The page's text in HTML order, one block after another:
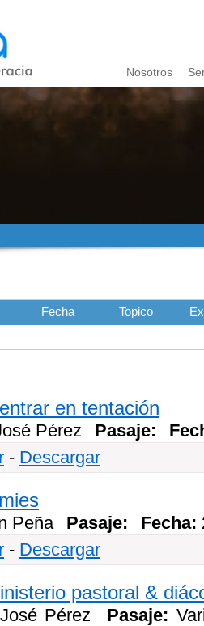
Nosotros
Fecha Topico
en tentación
Pérez Pasaje:
- Descargar
Peña Pasaje: Fecha:
- Descargar
pastoral &
Pérez Pasaje: